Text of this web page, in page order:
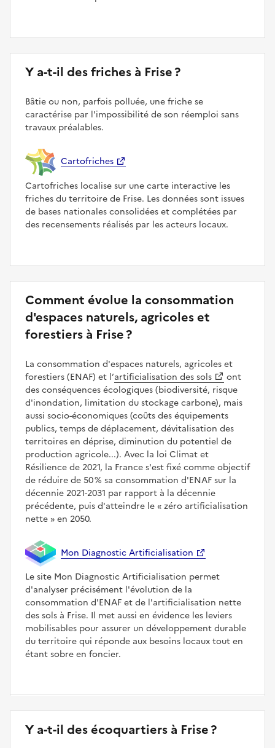
Y a-t-il des friches à Frise ?
Bâtie ou non, parfois polluée, une friche se
caractérise par l'impossibilité de son réemploi sans
travaux préalables.
Cartofriches
Cartofriches localise sur une carte interactive les
friches du territoire de Frise. Les données sont issues
de bases nationales consolidées et complétées par
des recensements réalisés par les acteurs locaux.
Comment évolue la consommation
d'espaces naturels, agricoles et
forestiers à Frise ?
La consommation d'espaces naturels, agricoles et
forestiers (ENAF) et l’artificialisation des sols
ont
des conséquences écologiques (biodiversité, risque
d'inondation, limitation du stockage carbone), mais
aussi socio-économiques (coûts des équipements
publics, temps de déplacement, dévitalisation des
territoires en déprise, diminution du potentiel de
production agricole...). Avec la loi Climat et
Résilience de 2021, la France s'est fixé comme objectif
de réduire de 50 % sa consommation d'ENAF sur la
décennie 2021-2031 par rapport à la décennie
précédente, puis d'atteindre le
zéro artificialisation
nette
en 2050.
Mon Diagnostic Artificialisation
Le site Mon Diagnostic Artificialisation permet
d'analyser précisément l'évolution de la
consommation d'ENAF et de l'artificialisation nette
des sols à Frise. Il met aussi en évidence les leviers
mobilisables pour assurer un développement durable
du territoire qui réponde aux besoins locaux tout en
étant sobre en foncier.
Y a-t-il des écoquartiers à Frise ?